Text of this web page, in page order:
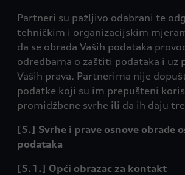
Partneri su pažljivo odabrani te
tehničkim i organizacijskim
da se obrada Vaših podataka
odredbama o zaštiti podataka i uz
Vaših prava. Partnerima nije
podatke koji su im prepušteni
promidžbene svrhe ili da ih daju
[5.] Svrhe i prave osnove obrade
podataka
[5.1.] Opći obrazac za kontakt